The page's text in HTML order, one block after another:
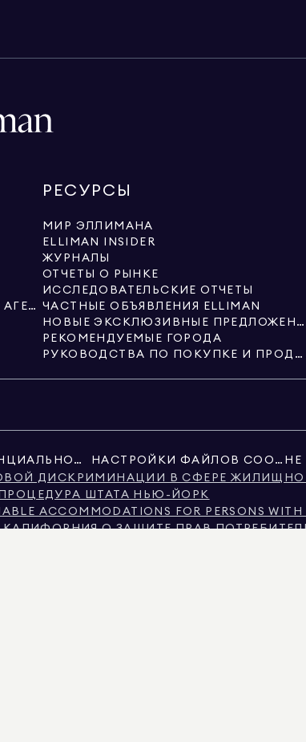
ПРИСОЕДИНЯЙТЕСЬ В КАЧЕСТВЕ АГЕНТА
РЕСУРСЫ
МИР ЭЛЛИМАНА
ELLIMAN INSIDER
ЖУРНАЛЫ
ОТЧЕТЫ О РЫНКЕ
ИССЛЕДОВАТЕЛЬСКИЕ ОТЧЕТЫ
ЧАСТНЫЕ ОБЪЯВЛЕНИЯ ELLIMAN
НОВЫЕ ЭКСКЛЮЗИВНЫЕ ПРЕДЛОЖЕНИЯ ОТ ELLIMAN
РЕКОМЕНДУЕМЫЕ ГОРОДА
РУКОВОДСТВА ПО ПОКУПКЕ И ПРОДАЖЕ
КОНФИДЕНЦИАЛЬНОСТЬ НАСТРОЙКИ ФАЙЛОВ COOKIE
ДИСКРИМИНАЦИИ В СФЕРЕ
ШТАТА НЬЮ-ЙОРК
ACCOMMODATIONS FOR PERSONS
О ЗАЩИТЕ ПРАВ